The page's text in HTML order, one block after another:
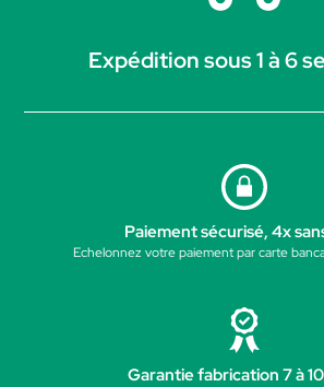
Expédition sous 1 à 6
Paiement sécurisé, 4x
Echelonnez votre paiement par carte
Garantie fabrication 7 à